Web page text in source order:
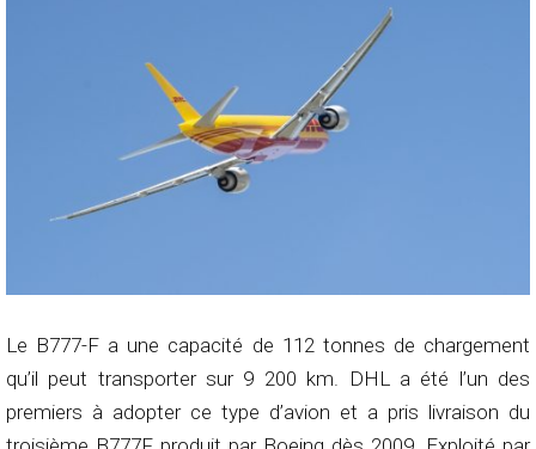
Le B777-F a une capacité de 112 tonnes de chargement
qu’il peut transporter sur 9 200 km. DHL a été l’un des
premiers à adopter ce type d’avion et a pris livraison du